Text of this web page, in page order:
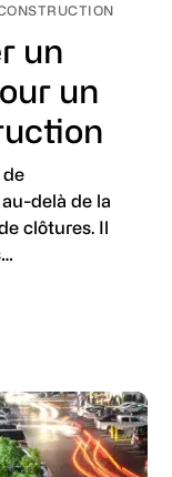
un
un
delà de la
clôtures. Il